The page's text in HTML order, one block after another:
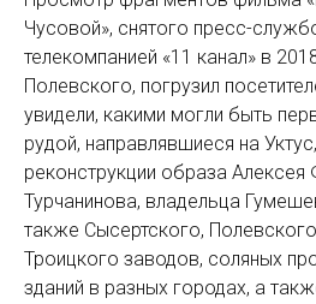
Чусовой», снятого пресс-
телекомпанией «11 канал» в
Полевского, погрузил
увидели, какими мог­ли быть
рудой, направлявшиеся на
реконструкции образа
Турчанинова, владельца
также Сысертского,
Троицкого заводов, соляных
зданий в разных городах, а